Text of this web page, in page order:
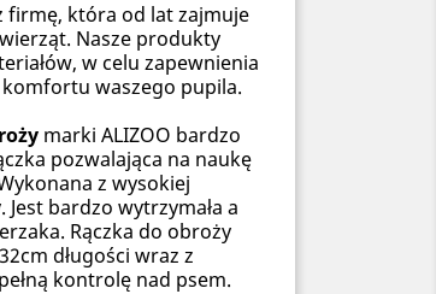
firmę, która od lat zajmuje
Nasze produkty
w celu zapewnienia
waszego pupila.
marki ALIZOO bardzo
pozwalająca na naukę
z wysokiej
. Jest bardzo wytrzymała a
Rączka do obroży
długości wraz z
kontrolę nad psem.